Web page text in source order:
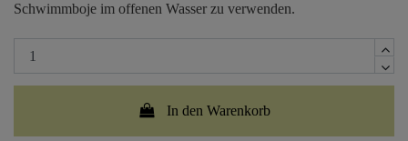
Schwimmboje im offenen Wasser zu verwenden.
In den Warenkorb